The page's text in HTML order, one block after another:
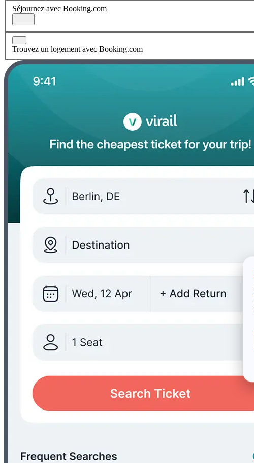
Séjournez avec Booking.com
Trouvez un logement avec Booking.com